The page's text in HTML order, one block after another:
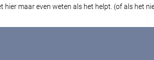
hier maar even weten als het helpt. (of als het